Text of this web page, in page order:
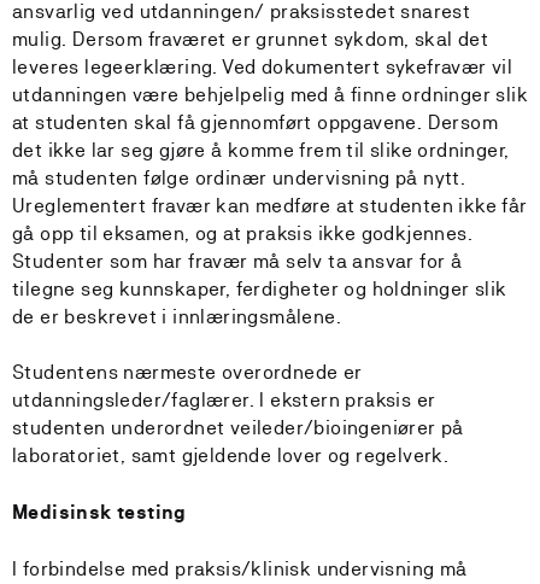
ansvarlig ved utdanningen/ praksisstedet snarest
mulig. Dersom fraværet er grunnet sykdom, skal det
leveres legeerklæring. Ved dokumentert sykefravær vil
utdanningen være behjelpelig med å finne ordninger slik
at studenten skal få gjennomført oppgavene. Dersom
det ikke lar seg gjøre å komme frem til slike ordninger,
må studenten følge ordinær undervisning på nytt.
Ureglementert fravær kan medføre at studenten ikke får
gå opp til eksamen, og at praksis ikke godkjennes.
Studenter som har fravær må selv ta ansvar for å
tilegne seg kunnskaper, ferdigheter og holdninger slik
de er beskrevet i innlæringsmålene.
Studentens nærmeste overordnede er
utdanningsleder/faglærer. I ekstern praksis er
studenten underordnet veileder/bioingeniører på
laboratoriet, samt gjeldende lover og regelverk.
Medisinsk testing
I forbindelse med praksis/klinisk undervisning må